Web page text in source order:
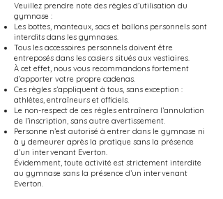
Veuillez prendre note des règles d’utilisation du
gymnase :
Les bottes, manteaux, sacs et ballons personnels sont
interdits dans les gymnases.
Tous les accessoires personnels doivent être
entreposés dans les casiers situés aux vestiaires.
À cet effet, nous vous recommandons fortement
d’apporter votre propre cadenas.
Ces règles s’appliquent à tous, sans exception :
athlètes, entraîneurs et officiels.
Le non-respect de ces règles entraînera l’annulation
de l’inscription, sans autre avertissement.
Personne n’est autorisé à entrer dans le gymnase ni
à y demeurer après la pratique sans la présence
d’un intervenant Everton.
Évidemment, toute activité est strictement interdite
au gymnase sans la présence d’un intervenant
Everton.